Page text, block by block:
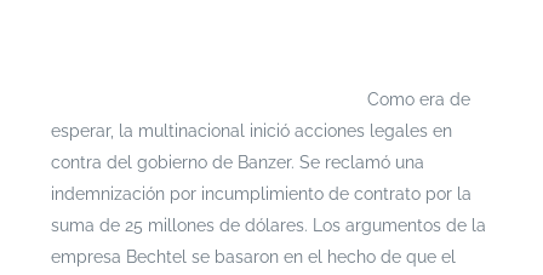
Como era de
esperar, la multinacional inició acciones legales en
contra del gobierno de Banzer. Se reclamó una
indemnización por incumplimiento de contrato por la
suma de 25 millones de dólares. Los argumentos de la
empresa Bechtel se basaron en el hecho de que el